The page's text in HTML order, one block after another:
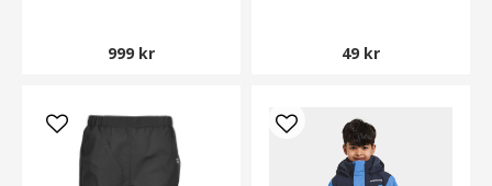
999 kr 49 kr